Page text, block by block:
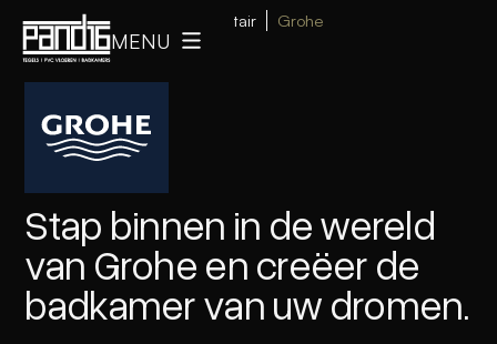
MENU
Terug naar Home Sanitair Grohe
Stap binnen in de wereld
van Grohe en creëer de
badkamer van uw dromen.